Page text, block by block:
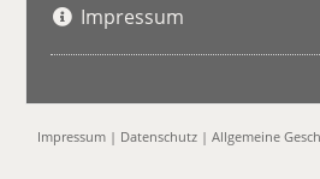
Impressum
Impressum | Datenschutz |Allgemeine